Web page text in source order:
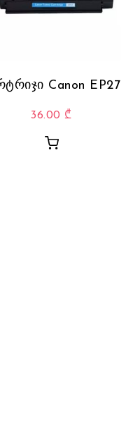
Canon EP27
36.00 ₾